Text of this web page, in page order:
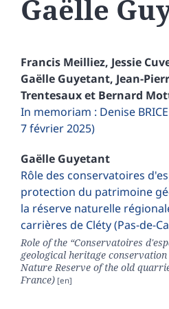
Gaëlle
Francis Meilliez, Jessie
Gaëlle Guyetant, Jean-
Trentesauxet Bernard
In memoriam : Denise
7 février 2025)
Gaëlle Guyetant
Rôle des conservatoires
protection du patrimoine
la réserve naturelle
carrières de Cléty (Pas-de-
Role of the “Conservatoires
geological heritage conservation
Nature Reserve of the old
France)